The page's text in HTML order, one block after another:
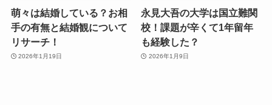
萌々は結婚している？お相
手の有無と結婚観について
リサーチ！
2026年1月19日
永見大吾の大学は国立難関
校！課題が辛くて1年留年
も経験した？
2026年1月9日